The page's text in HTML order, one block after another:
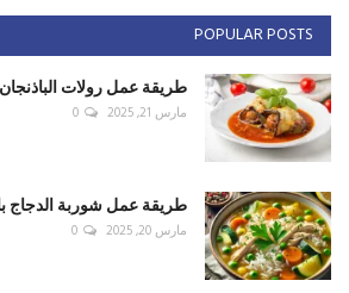
POPULAR POSTS
طريقة عمل رولات
مارس 21, 2025 0
طريقة عمل شوربة الدجاج
مارس 20, 2025 0